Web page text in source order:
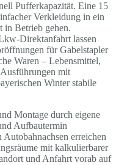
Pufferkapazität. Eine 15
Verkleidung in ein
in Betrieb gehen.
Direktanfahrt lassen
für Gabelstapler
Waren – Lebensmittel,
mit
Winter stabile
Montage durch eigene
Aufbautermin
erreichen
mit kalkulierbarer
und Anfahrt vorab auf